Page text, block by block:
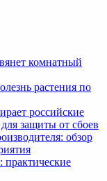
комнатный
растения по
российские
защиты от сбоев
обзор
практические